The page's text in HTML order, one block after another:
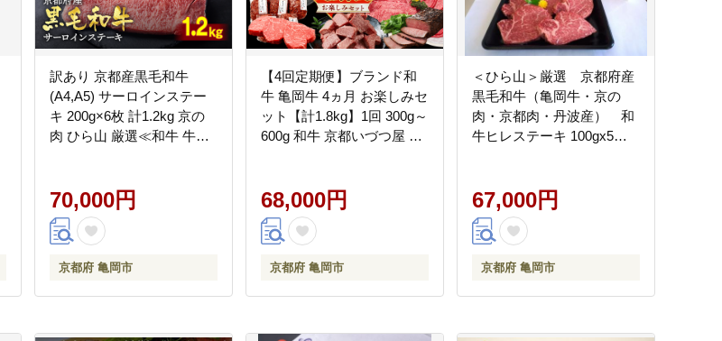
訳あり 京都産黒毛和牛
(A4,A5) サーロインステー
キ 200g×6枚 計1.2kg 京の
肉 ひら山 厳選≪和牛 牛肉
キ ふるさと
70,000円
京都府 亀岡市
【4回定期便】ブランド和
牛 亀岡牛 4ヵ月 お楽しみセ
ット【計1.8kg】1回 300g～
600g 和牛 京都いづつ屋 厳
黒毛和牛 牛肉 冷凍 丹波産
ふるさと納税 牛肉 定期便
68,000円
京都府 亀岡市
＜ひら山＞厳選 京都府産
黒毛和牛（亀岡牛・京の
肉・京都肉・丹波産） 和
牛ヒレステーキ 100gx5枚
67,000円
京都府 亀岡市